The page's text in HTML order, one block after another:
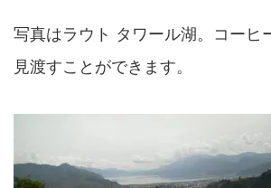
写真はラウト タワール湖。コーヒ
見渡すことができます。